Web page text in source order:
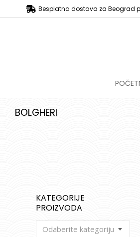
Besplatna dostava za Beograd
BOLGHERI
KATEGORIJE
PROIZVODA
Odaberite kategoriju